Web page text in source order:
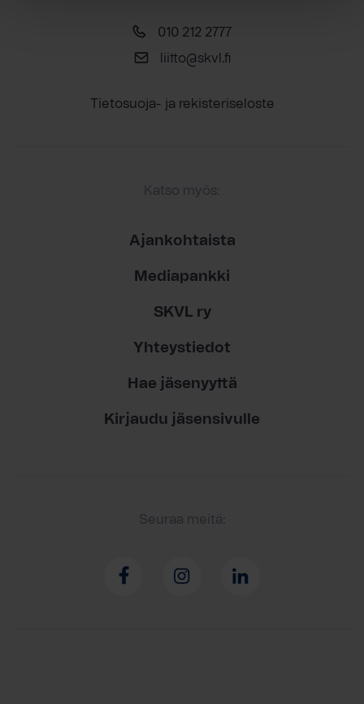
010 212 2777
liitto@skvl.fi
Tietosuoja- ja rekisteriseloste
Katso myös:
Ajankohtaista
Mediapankki
SKVL ry
Yhteystiedot
Hae jäsenyyttä
Kirjaudu jäsensivulle
Seuraa meitä: